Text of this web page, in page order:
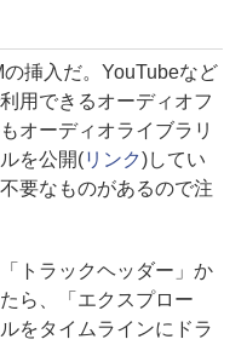
挿入だ。YouTubeなど
用できるオーディオフ
オーディオライブラリ
を公開(リンク)してい
要なものがあるので注
トラックヘッダー」か
ら、「エクスプロー
をタイムラインにドラ